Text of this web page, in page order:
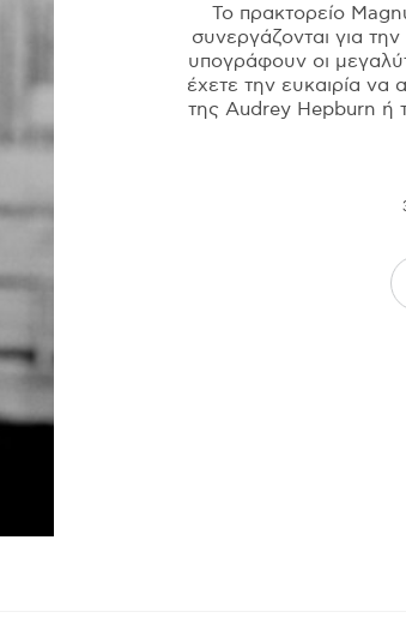
To πρακτορείο
συνεργάζονται για
υπογράφουν οι
έχετε την ευκαιρία
της Audrey Hepburn ή